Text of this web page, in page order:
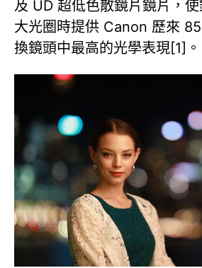
及 UD 超低色散鏡片鏡片，
大光圈時提供 Canon 歷來
換鏡頭中最高的光學表現[1]。